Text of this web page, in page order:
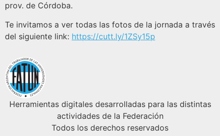
prov. de Córdoba.
Te invitamos a ver todas las fotos de la jornada a través
del siguiente link: https://cutt.ly/1ZSy15p
Herramientas digitales desarrolladas para las distintas
actividades de la Federación
Todos los derechos reservados